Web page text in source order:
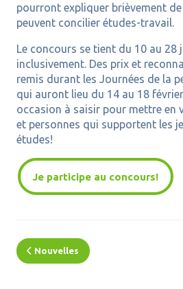
pourront expliquer brièvement
peuvent concilier études-travail.
Le concours se tient du 10 au 28
inclusivement. Des prix et
remis durant les Journées de la
qui auront lieu du 14 au 18
occasion à saisir pour mettre en
et personnes qui supportent les
études!
Je participe au concours!
Nouvelles